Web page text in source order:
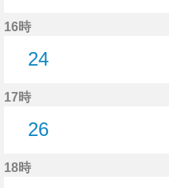
16時
24
17時
26
18時